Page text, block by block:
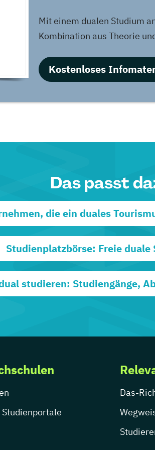
Mit einem dualen Studium
Kombination aus Theorie
Kostenloses
Das passt
die ein duales
Studienplatzbörse: Freie
studieren: Studiengänge,
Das-